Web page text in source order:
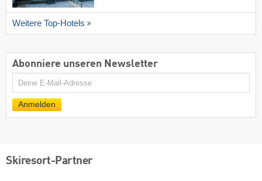
Weitere Top-Hotels
Abonniere unseren Newsletter
E-
Anmelden
Skiresort-Partner